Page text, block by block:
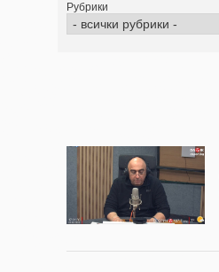
Рубрики